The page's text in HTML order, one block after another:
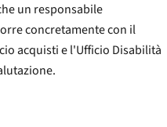
un responsabile
concretamente con il
acquisti e l'Ufficio Disabilità